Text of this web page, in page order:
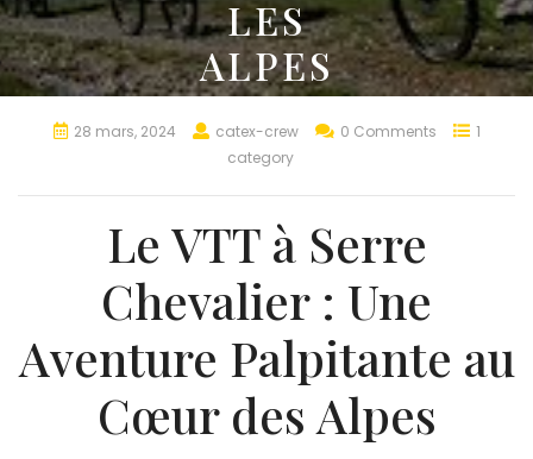
LES
ALPES
28 mars, 2024 catex-crew 0 Comments
1
category
Le VTT à Serre
Chevalier : Une
Aventure Palpitante au
Cœur des Alpes